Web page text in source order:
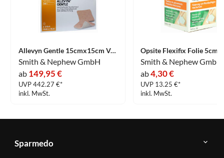
Allevyn Gentle 15cmx15cm Verband 5 Stück
Smith & Nephew GmbH
ab 149,95 €
UVP 442.27 €*
inkl. MwSt.
Smith & Nephew GmbH
ab4,30 €
UVP 13.25 €*
inkl. MwSt.
Sparmedo